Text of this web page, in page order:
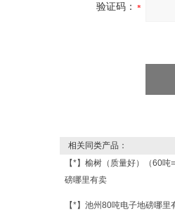
验证码：
相关同类产品：
【*】榆树（质量好）（60
磅哪里有卖
【*】池州80吨电子地磅哪里